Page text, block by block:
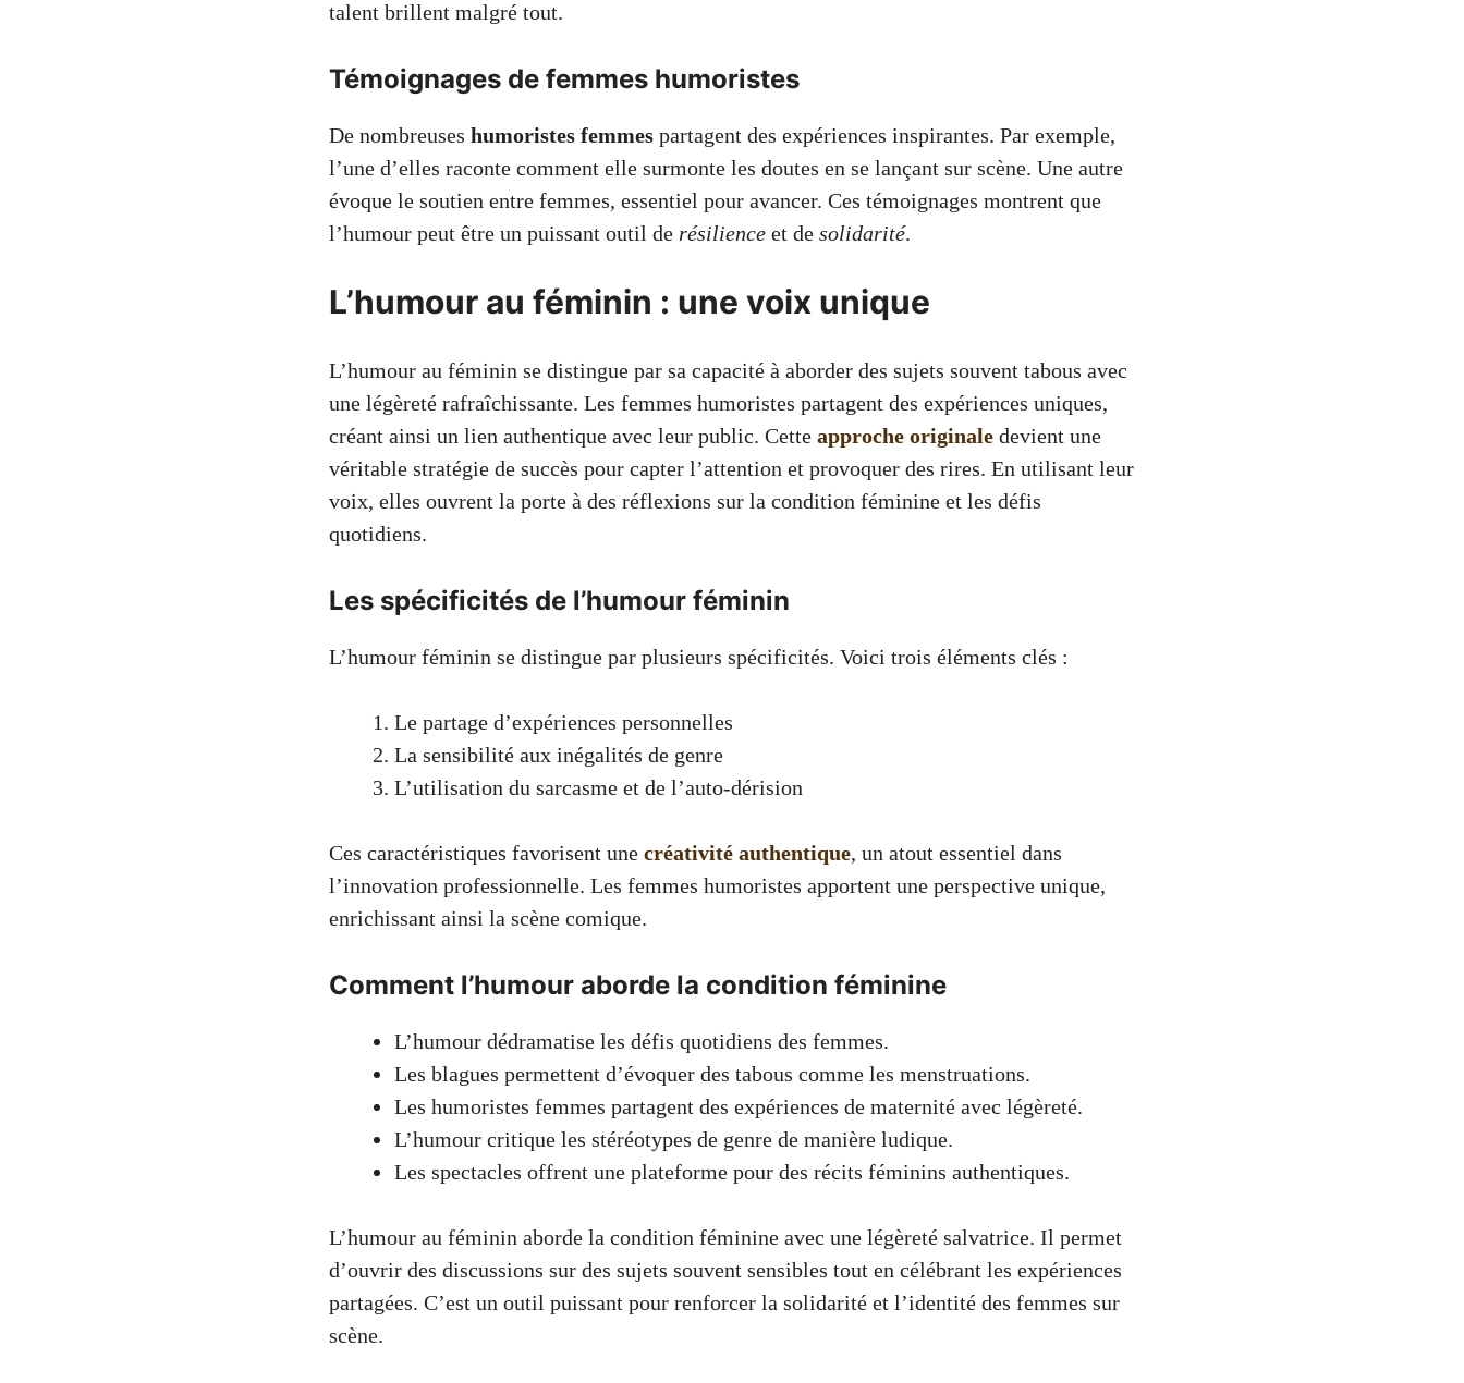
talent brillent malgré tout.
Témoignages de femmes humoristes
De nombreuses humoristes femmes partagent des expériences inspirantes. Par exemple,
l’une d’elles raconte comment elle surmonte les doutes en se lançant sur scène. Une autre
évoque le soutien entre femmes, essentiel pour avancer. Ces témoignages montrent que
l’humour peut être un puissant outil de résilience et de solidarité.
L’humour au féminin : une voix unique
L’humour au féminin se distingue par sa capacité à aborder des sujets souvent tabous avec
une légèreté rafraîchissante. Les femmes humoristes partagent des expériences uniques,
créant ainsi un lien authentique avec leur public. Cette approche originale devient une
véritable stratégie de succès pour capter l’attention et provoquer des rires. En utilisant leur
voix, elles ouvrent la porte à des réflexions sur la condition féminine et les défis
quotidiens.
Les spécificités de l’humour féminin
L’humour féminin se distingue par plusieurs spécificités. Voici trois éléments clés :
Le partage d’expériences personnelles
La sensibilité aux inégalités de genre
L’utilisation du sarcasme et de l’auto-dérision
Ces caractéristiques favorisent une créativité authentique, un atout essentiel dans
l’innovation professionnelle. Les femmes humoristes apportent une perspective unique,
enrichissant ainsi la scène comique.
Comment l’humour aborde la condition féminine
L’humour dédramatise les défis quotidiens des femmes.
Les blagues permettent d’évoquer des tabous comme les menstruations.
Les humoristes femmes partagent des expériences de maternité avec légèreté.
L’humour critique les stéréotypes de genre de manière ludique.
Les spectacles offrent une plateforme pour des récits féminins authentiques.
L’humour au féminin aborde la condition féminine avec une légèreté salvatrice. Il permet
d’ouvrir des discussions sur des sujets souvent sensibles tout en célébrant les expériences
partagées. C’est un outil puissant pour renforcer la solidarité et l’identité des femmes sur
scène.